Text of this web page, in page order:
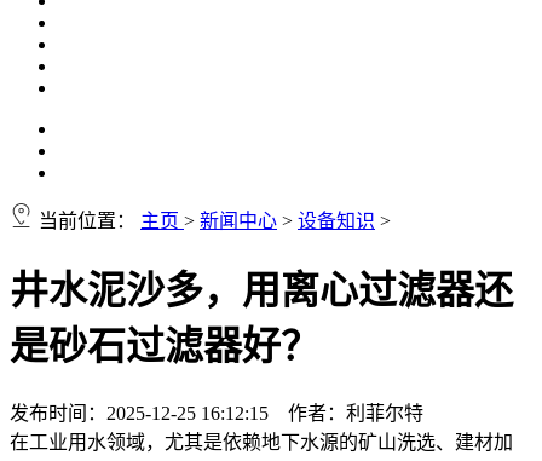
当前位置： 主页 > 新闻中心 > 设备知识 >
井水泥沙多，用离心过滤器还
是砂石过滤器好？
发布时间：2025-12-25 16:12:15 作者：利菲尔特
在工业用水领域，尤其是依赖地下水源的矿山洗选、建材加